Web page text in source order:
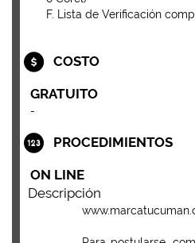
F. Lista de Verificación
COSTO
GRATUITO
-
PROCEDIMIENTOS
ON LINE
Descripción